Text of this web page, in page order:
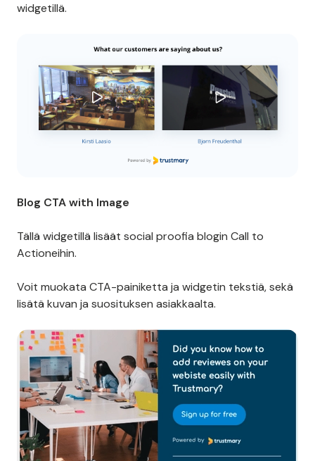
widgetillä.
Blog CTA with Image
Tällä widgetillä lisäät social proofia blogin Call to
Actioneihin.
Voit muokata CTA-painiketta ja widgetin tekstiä, sekä
lisätä kuvan ja suosituksen asiakkaalta.